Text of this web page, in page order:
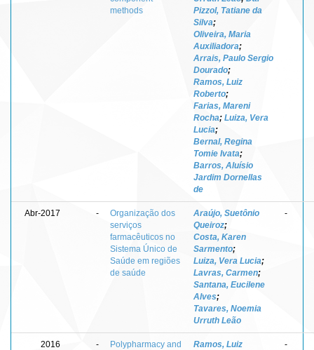
methods
Pizzol, Tatiane da
Silva;
Oliveira, Maria
Auxiliadora;
Arrais, Paulo Sergio
Dourado;
Ramos, Luiz
Roberto;
Farias, Mareni
Rocha; Luiza, Vera
Lucia;
Bernal, Regina
Tomie Ivata;
Barros, Aluísio
Jardim Dornellas
de
Abr-2017 -
Organização dos
serviços
farmacêuticos no
Sistema Único de
Saúde em regiões
de saúde
Araújo, Suetônio
Queiroz;
Costa, Karen
Sarmento;
Luiza, Vera Lucia;
Lavras, Carmen;
Santana, Eucilene
Alves;
Tavares, Noemia
Urruth Leão
-
2016 - Polypharmacy and Ramos, Luiz -